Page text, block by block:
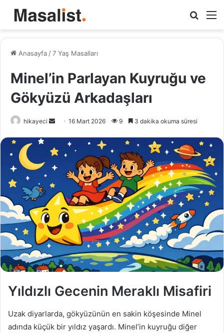
Arama
yap
Anasayfa /7 Yaş Masalları
Minel’in Parlayan Kuyruğu ve
Gökyüzü Arkadaşları
hikayeci
e
-
o
s
a
g
n
e
m
e
16 Mart 2026 9 3 dakika okuma süresi
Yıldızlı Gecenin Meraklı Misafiri
Uzak diyarlarda, gökyüzünün en sakin köşesinde Minel
adında küçük bir yıldız yaşardı. Minel’in kuyruğu diğer